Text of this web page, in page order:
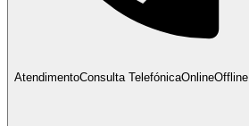
AtendimentoConsulta TelefónicaOnlineOffline